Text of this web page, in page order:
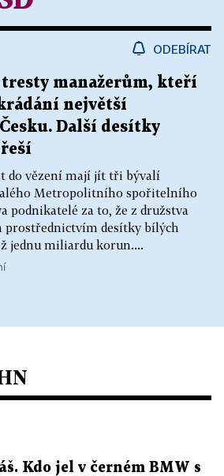
ODEBÍRAT
manažerům, kteří
největší
Další desítky
do vězení mají jít tři bývalí
Metropolitního spořitelního
podnikatelé za to, že z družstva
prostřednictvím desítky bílých
jednu miliardu korun....
Kdo jel v černém BMW s